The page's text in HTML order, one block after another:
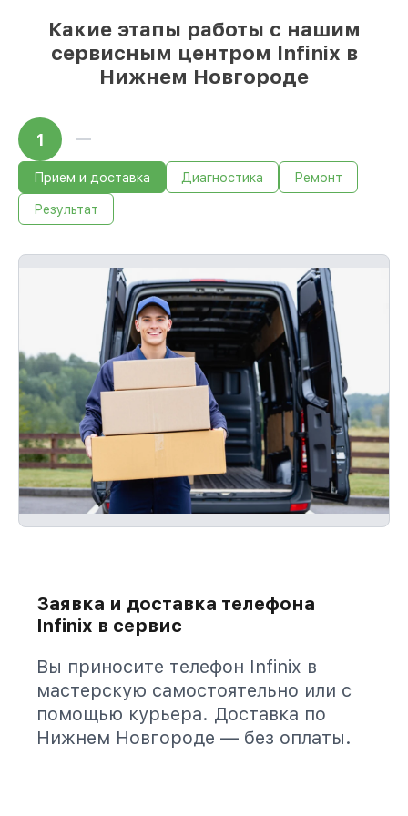
Ответственность за вашу технику
Мы гарантируем аккуратное выполнение
работ. Если повреждение произошло по
36 месяцев
С документами о гарантии, мы устраним
неисправности повторно без очереди.
Какие этапы работы с нашим
сервисным центром Infinix в
Нижнем Новгороде
1
Прием и доставка Диагностика Ремонт
Результат
Заявка и доставка телефона
Infinix в сервис
Вы приносите телефон Infinix в
мастерскую самостоятельно или с
помощью курьера. Доставка по
Нижнем Новгороде — без оплаты.